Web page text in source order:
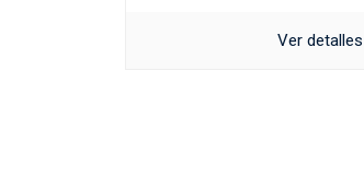
Ver detalles